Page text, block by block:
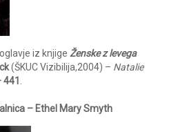
iz knjige Ženske z levega
(ŠKUC Vizibilija,2004) – Natalie
441
– Ethel Mary Smyth